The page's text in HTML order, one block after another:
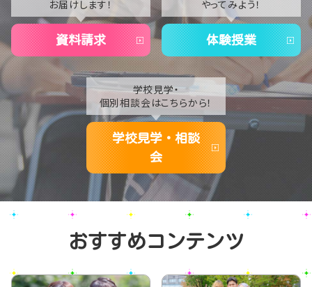
2020
お届けします！
資料請求
やってみよう！
体験授業
学校見学・
個別相談会はこちらから！
学校見学・相談
会
おすすめコンテンツ